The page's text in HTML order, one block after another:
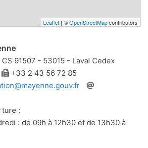
Leaflet | ©OpenStreetMapcontributors
91507 - 53015 - Laval Cedex
Télécopie
+33 2 43 56 72 85
:
: de 09h à 12h30 et de 13h30 à